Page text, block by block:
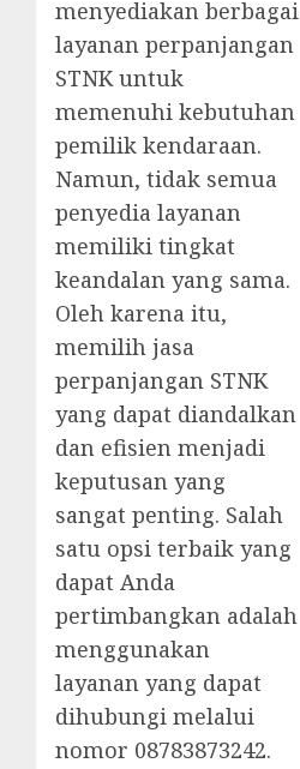
menyediakan berbagai
layanan perpanjangan
STNK untuk
memenuhi kebutuhan
pemilik kendaraan.
Namun, tidak semua
penyedia layanan
memiliki tingkat
keandalan yang sama.
Oleh karena itu,
memilih jasa
perpanjangan STNK
yang dapat diandalkan
dan efisien menjadi
keputusan yang
sangat penting. Salah
satu opsi terbaik yang
dapat Anda
pertimbangkan adalah
menggunakan
layanan yang dapat
dihubungi melalui
nomor 08783873242.